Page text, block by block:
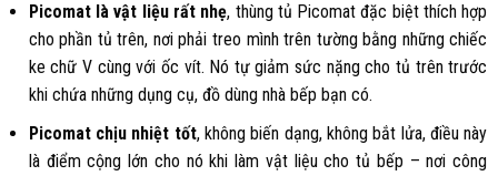
Picomat là vật liệu rất nhẹ, thùng tủ Picomat đặc biệt thích hợp
cho phần tủ trên, nơi phải treo mình trên tường bằng những chiếc
ke chữ V cùng với ốc vít. Nó tự giảm sức nặng cho tủ trên trước
khi chứa những dụng cụ, đồ dùng nhà bếp bạn có.
Picomat chịu nhiệt tốt, không biến dạng, không bắt lửa, điều này
là điểm cộng lớn cho nó khi làm vật liệu cho tủ bếp – nơi công